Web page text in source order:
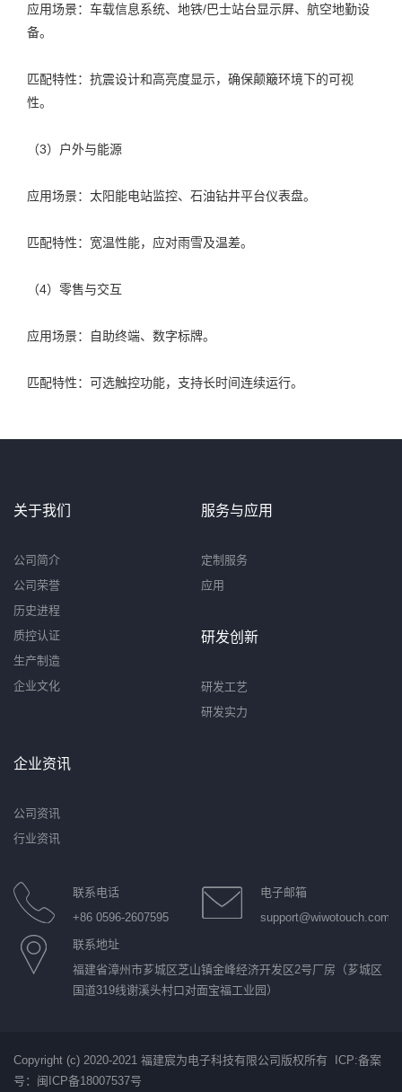
应用场景：车载信息系统、地铁/巴士站台显示屏、航空地勤设
备。
匹配特性：抗震设计和高亮度显示，确保颠簸环境下的可视
性。
（3）户外与能源
应用场景：太阳能电站监控、石油钻井平台仪表盘。
匹配特性：宽温性能，应对雨雪及温差。
（4）零售与交互
应用场景：自助终端、数字标牌。
匹配特性：可选触控功能，支持长时间连续运行。
关于我们
公司简介
公司荣誉
历史进程
质控认证
生产制造
企业文化
服务与应用
定制服务
应用
研发创新
研发工艺
研发实力
企业资讯
公司资讯
行业资讯
联系电话
+86 0596-2607595
电子邮箱
support@wiwotouch.com
联系地址
福建省漳州市芗城区芝山镇金峰经济开发区2号厂房（芗城区
国道319线谢溪头村口对面宝福工业园）
Copyright (c) 2020-2021 福建宸为电子科技有限公司版权所有 ICP:备案
号：闽ICP备18007537号